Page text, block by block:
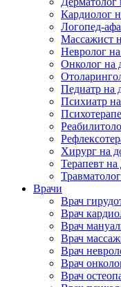
Кардиолог
Логопед-
Массажист
Невролог
Онколог на
Педиатр на
Психиатр
Хирург на
Терапевт
Врачи
Врач
Врач
Врач
Врач
Врач
Врач
Врач